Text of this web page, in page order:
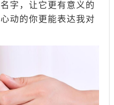
字，让它更有意义的
动的你更能表达我对